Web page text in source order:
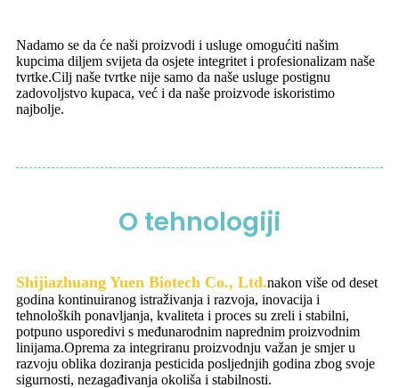
Nadamo se da će naši proizvodi i usluge omogućiti našim
kupcima diljem svijeta da osjete integritet i profesionalizam naše
tvrtke.Cilj naše tvrtke nije samo da naše usluge postignu
zadovoljstvo kupaca, već i da naše proizvode iskoristimo
najbolje.
O tehnologiji
Shijiazhuang Yuen Biotech Co., Ltd.nakon više od deset
godina kontinuiranog istraživanja i razvoja, inovacija i
tehnoloških ponavljanja, kvaliteta i proces su zreli i stabilni,
potpuno usporedivi s međunarodnim naprednim proizvodnim
linijama.Oprema za integriranu proizvodnju važan je smjer u
razvoju oblika doziranja pesticida posljednjih godina zbog svoje
sigurnosti, nezagađivanja okoliša i stabilnosti.